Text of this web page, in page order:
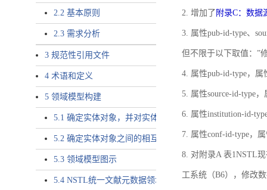
2.2 基本原则
2.3 需求分析
3 规范性引用文件
4 术语和定义
5 领域模型构建
5.1 确定实体对象，并对实体对象命名
5.2 确定实体对象之间的相互关系，定义实体对象之间的
5.3 领域模型图示
5.4 NSTL统一文献元数据领域模型的验证
2. 增加了 附录C：数据
3. 属性pub-id-type、
但不限于以下取值：”
4. 属性pub-id-type，属
5. 属性source-id-type
6. 属性institution-id-
7. 属性conf-id-type，
8. 对附录A 表1NSTL
工系统（B6），修改